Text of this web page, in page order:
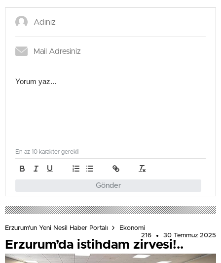
Gönder
En az 10 karakter gerekli
Erzurum'un Yeni Nesil Haber Portalı
Ekonomi
216
30 Temmuz 2025
Erzurum’da istihdam zirvesi!..